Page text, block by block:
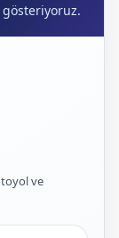
gösteriyoruz.
ve